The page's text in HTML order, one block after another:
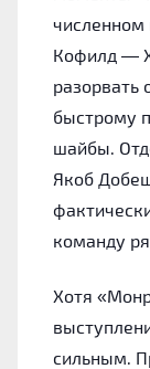
численном
Кофилд —
разорвать
быстрому
шайбы.
Якоб
команду
Хотя
сильным.